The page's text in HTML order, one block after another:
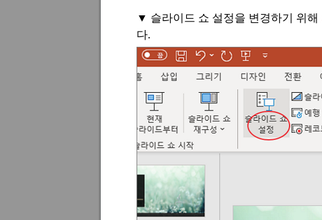
▼ 슬라이드 쇼 설정을 변경하기 위해
다.